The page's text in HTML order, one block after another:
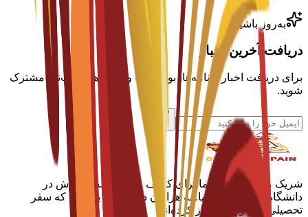
به‌روز باشید
دریافت آخرین اخبار
برای دریافت اخبار برنامه‌ها، بورسیه‌ها و مهلت‌های ثبت‌نام مشترک
شوید.
شریک مورد اعتماد شما برای کشف و درخواست پذیرش در
دانشگاه‌های برتر اسپانیا. به هزاران دانشجویی بپیوندید که سفر
تحصیلی خود را با ما آغاز کرده‌اند.